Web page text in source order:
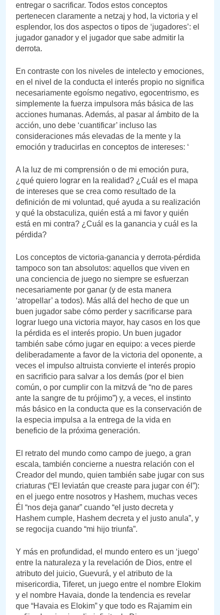
entregar o sacrificar. Todos estos conceptos
pertenecen claramente a netzaj y hod, la victoria y el
esplendor, los dos aspectos o tipos de ‘jugadores’: el
jugador ganador y el jugador que sabe admitir la
derrota.
En contraste con los niveles de intelecto y emociones,
en el nivel de la conducta el interés propio no significa
necesariamente egoísmo negativo, egocentrismo, es
simplemente la fuerza impulsora más básica de las
acciones humanas. Además, al pasar al ámbito de la
acción, uno debe ‘cuantificar’ incluso las
consideraciones más elevadas de la mente y la
emoción y traducirlas en conceptos de intereses: ‘
A la luz de mi comprensión o de mi emoción pura,
¿qué quiero lograr en la realidad? ¿Cuál es el mapa
de intereses que se crea como resultado de la
definición de mi voluntad, qué ayuda a su realización
y qué la obstaculiza, quién está a mi favor y quién
está en mi contra? ¿Cuál es la ganancia y cuál es la
pérdida?
Los conceptos de victoria-ganancia y derrota-pérdida
tampoco son tan absolutos: aquellos que viven en
una conciencia de juego no siempre se esfuerzan
necesariamente por ganar (y de esta manera
‘atropellar’ a todos). Más allá del hecho de que un
buen jugador sabe cómo perder y sacrificarse para
lograr luego una victoria mayor, hay casos en los que
la pérdida es el interés propio. Un buen jugador
también sabe cómo jugar en equipo: a veces pierde
deliberadamente a favor de la victoria del oponente, a
veces el impulso altruista convierte el interés propio
en sacrificio para salvar a los demás (por el bien
común, o por cumplir con la mitzvá de “no de pares
ante la sangre de tu prójimo”) y, a veces, el instinto
más básico en la conducta que es la conservación de
la especia impulsa a la entrega de la vida en
beneficio de la próxima generación.
El retrato del mundo como campo de juego, a gran
escala, también concierne a nuestra relación con el
Creador del mundo, quien también sabe jugar con sus
criaturas (“El leviatán que creaste para jugar con él”):
en el juego entre nosotros y Hashem, muchas veces
Él “nos deja ganar” cuando “el justo decreta y
Hashem cumple, Hashem decreta y el justo anula”, y
se regocija cuando “mi hijo triunfa”.
Y más en profundidad, el mundo entero es un ‘juego’
entre la naturaleza y la revelación de Dios, entre el
atributo del juicio, Guevurá, y el atributo de la
misericordia, Tiferet, un juego entre el nombre Elokim
y el nombre Havaia, donde la tendencia es revelar
que “Havaia es Elokim” y que todo es Rajamim ein